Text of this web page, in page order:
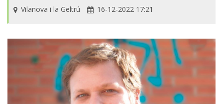
Vilanova i la Geltrú
16-12-2022 17:21